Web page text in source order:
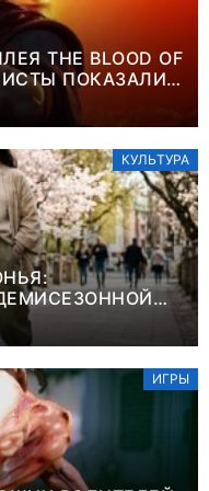
THE BLOOD OF
ПОКАЗАЛИ
CD
КУЛЬТУРА
ПЛАЩА
ИГРЫ